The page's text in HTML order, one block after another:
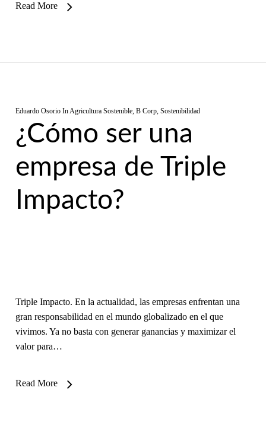
Read More
Eduardo Osorio InAgricultura Sostenible, B Corp, Sostenibilidad
¿Cómo ser una
empresa de Triple
Impacto?
Triple Impacto. En la actualidad, las empresas enfrentan una
gran responsabilidad en el mundo globalizado en el que
vivimos. Ya no basta con generar ganancias y maximizar el
valor para…
Read More